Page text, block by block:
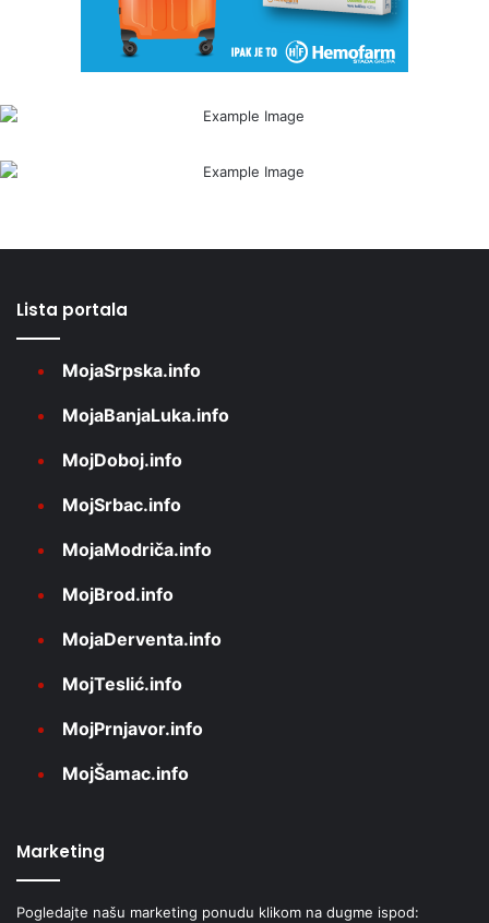
Lista portala
MojaSrpska.info
MojaBanjaLuka.info
MojDoboj.info
MojSrbac.info
MojaModriča.info
MojBrod.info
MojaDerventa.info
MojTeslić.info
MojPrnjavor.info
MojŠamac.info
Marketing
Pogledajte našu marketing ponudu klikom na dugme ispod: